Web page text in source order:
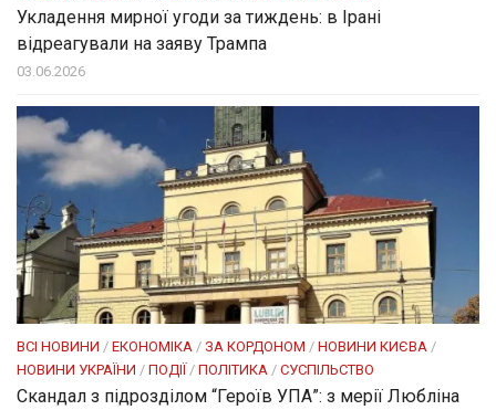
Укладення мирної угоди за тиждень: в Ірані
відреагували на заяву Трампа
03.06.2026
ВСІ НОВИНИ / ЕКОНОМІКА / ЗА КОРДОНОМ / НОВИНИ КИЄВА /
НОВИНИ УКРАЇНИ / ПОДІЇ / ПОЛІТИКА / СУСПІЛЬСТВО
Скандал з підрозділом “Героїв УПА”: з мерії Любліна